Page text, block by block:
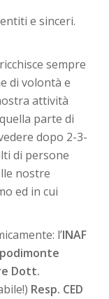
e sinceri.
sempre
di volontà e
attività
parte di
dopo 2-3-
di persone
nostre
ed in cui
l’INAF
Dott.
Resp. CED